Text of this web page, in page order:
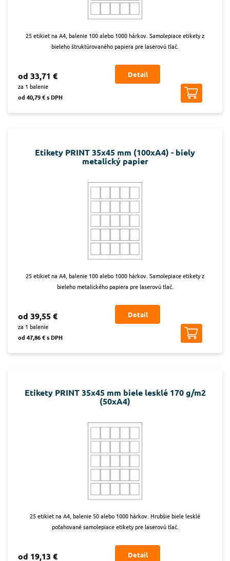
25 etikiet na A4, balenie 100 alebo 1000 hárkov. Samolepiace etikety z
bieleho štruktúrovaného papiera pre laserovú tlač.
od 33,71 €
za 1 balenie
od 40,79 € s DPH
Detail
Etikety PRINT 35x45 mm (100xA4) - biely
metalický papier
25 etikiet na A4, balenie 100 alebo 1000 hárkov. Samolepiace etikety z
bieleho metalického papiera pre laserovú tlač.
od 39,55 €
za 1 balenie
od 47,86 € s DPH
Detail
Etikety PRINT 35x45 mm biele lesklé 170 g/m2
(50xA4)
25 etikiet na A4, balenie 50 alebo 1000 hárkov. Hrubšie biele lesklé
poťahované samolepiace etikety pre laserovú tlač.
od 19,13 € Detail